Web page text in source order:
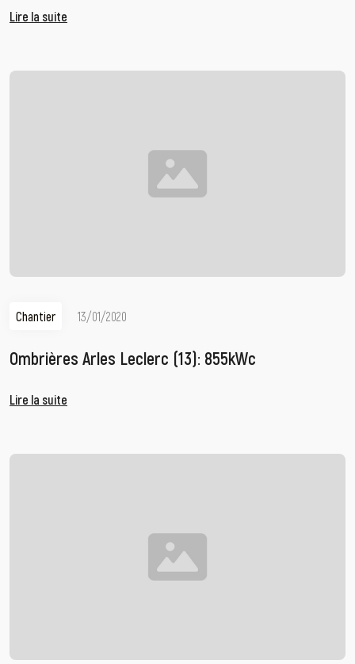
Lire la suite
Chantier 13/01/2020
Ombrières Arles Leclerc (13): 855kWc
Lire la suite